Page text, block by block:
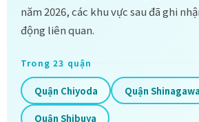
năm 2026, các khu vực sau đã ghi
động liên quan.
Trong 23 quận
Quận Chiyoda Quận Shinagawa
Quận Shibuya